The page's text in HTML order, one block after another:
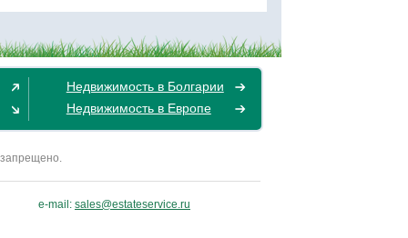
Недвижимость в Болгарии
Недвижимость в Европе
e-mail: sales@estateservice.ru